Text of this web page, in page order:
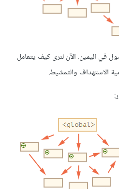
في اليمين. الآن لنرى كيف يتعامل
الاستهداف والتمشيط.